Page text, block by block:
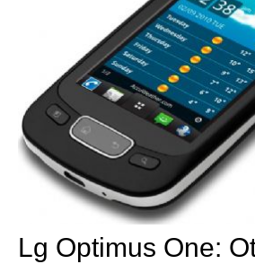
Lg Optimus One: